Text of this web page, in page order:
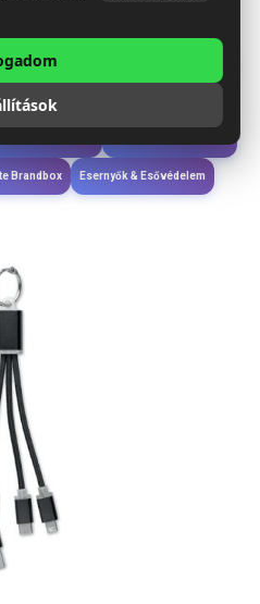
& Ivás
& Ápolás
Brandbox Esernyők & Esővédelem